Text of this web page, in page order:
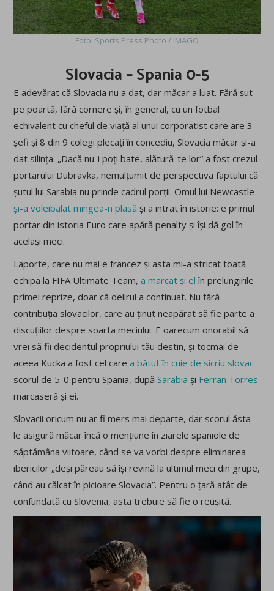
Foto: Sports Press Photo / IMAGO
Slovacia – Spania 0-5
E adevărat că Slovacia nu a dat, dar măcar a luat. Fără șut
pe poartă, fără cornere și, în general, cu un fotbal
echivalent cu cheful de viață al unui corporatist care are 3
șefi și 8 din 9 colegi plecați în concediu, Slovacia măcar și-a
dat silința. „Dacă nu-i poți bate, alătură-te lor” a fost crezul
portarului Dubravka, nemulțumit de perspectiva faptului că
șutul lui Sarabia nu prinde cadrul porții. Omul lui Newcastle
și-a voleibalat mingea-n plasă și a intrat în istorie: e primul
portar din istoria Euro care apără penalty și își dă gol în
același meci.
Laporte, care nu mai e francez și asta mi-a stricat toată
echipa la FIFA Ultimate Team,a marcat și el în prelungirile
primei reprize, doar că delirul a continuat. Nu fără
contribuția slovacilor, care au ținut neapărat să fie parte a
discuțiilor despre soarta meciului. E oarecum onorabil să
vrei să fii decidentul propriului tău destin, și tocmai de
aceea Kucka a fost cel carea bătut în cuie de sicriu slovac
scorul de 5-0 pentru Spania, dupăSarabia și Ferran Torres
marcaseră și ei.
Slovacii oricum nu ar fi mers mai departe, dar scorul ăsta
le asigură măcar încă o mențiune în ziarele spaniole de
săptămâna viitoare, când se va vorbi despre eliminarea
ibericilor „deși păreau să își revină la ultimul meci din grupe,
când au călcat în picioare Slovacia”. Pentru o țară atât de
confundată cu Slovenia, asta trebuie să fie o reușită.